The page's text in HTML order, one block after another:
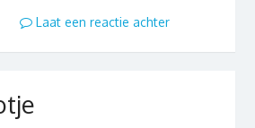
Laat een reactie achter